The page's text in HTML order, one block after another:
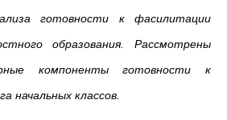
готовности к фасилитации
образования. Рассмотрены
компоненты готовности к
начальных классов.